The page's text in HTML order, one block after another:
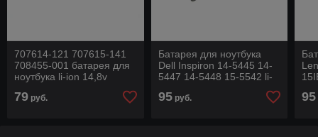
707614-121 707615-141
708455-001 батарея для
ноутбука li-ion 14,8v
79 руб.
Батарея для ноутбука
Dell Inspiron 14-5445 14-
5447 14-5448 15-5542 li-
черный
95руб. 95